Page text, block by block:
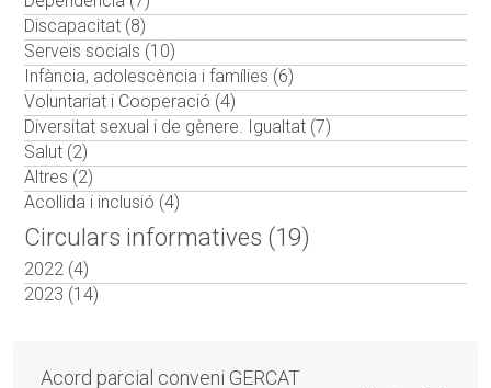
Discapacitat (8)
Serveis socials (10)
Infància, adolescència i famílies (6)
Voluntariat i Cooperació (4)
Diversitat sexual i de gènere. Igualtat (7)
Salut (2)
Altres (2)
Acollida i inclusió (4)
Circulars informatives (19)
2022 (4)
2023 (14)
Acord parcial conveni GERCAT